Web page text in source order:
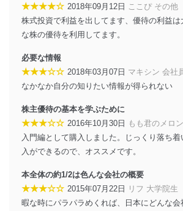
★★★★☆ 2018年09月12日
ここぴ その他
株式投資で利益を出してます、優待の利益
な株の優待を利用してます。
必要な情報
★★★☆☆ 2018年03月07日 マキシン 会社
なかなか自分の知りたい情報が得られない
株主優待の基本を学ぶために
★★★☆☆ 2016年10月30日 もも君のメロ
入門編として購入しました。じっくり落ち
入ができるので、オススメです。
本全体の約1/2は色んな会社の概要
★★★☆☆ 2015年07月22日
リフ 大学院生
暇な時にパラパラめくれば、日本にどんな